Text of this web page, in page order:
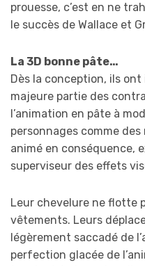
prouesse, c’est en ne
le succès de Wallace et
La 3D bonne pâte…
Dès la conception, ils ont
majeure partie des
l’animation en pâte à
personnages comme
animé en conséquence,
superviseur des effets
Leur chevelure ne flotte
vêtements. Leurs
légèrement saccadé de
perfection glacée de